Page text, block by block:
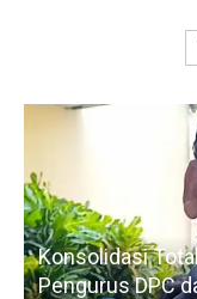
Konsolidasi
Pengurus DPC